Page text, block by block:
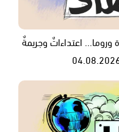
وروما... اعتداءاتٌ وجريمةٌ